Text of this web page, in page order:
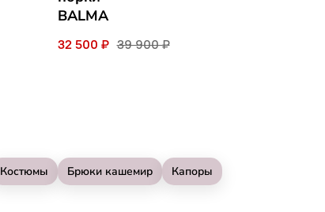
BALMA
32 500 ₽ 39 900 ₽
Костюмы Брюки кашемир
Капоры